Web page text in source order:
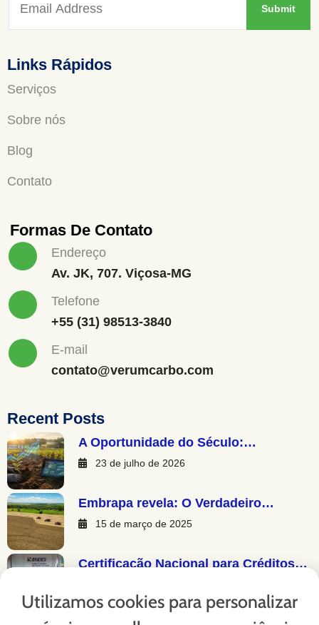
Links Rápidos
Serviços
Sobre nós
Blog
Contato
Formas De Contato
Endereço
Av. JK, 707. Viçosa-MG
Telefone
+55 (31) 98513-3840
E-mail
contato@verumcarbo.com
Recent Posts
A Oportunidade do Século:…
23 de julho de 2026
Embrapa revela: O Verdadeiro…
15 de março de 2025
Certificação Nacional para Créditos…
Utilizamos cookies para personalizar